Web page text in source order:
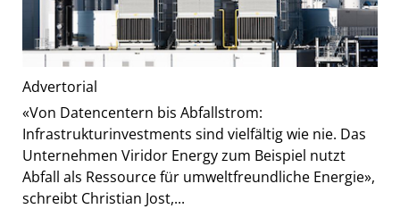
Advertorial
«Von Datencentern bis Abfallstrom:
Infrastrukturinvestments sind vielfältig wie nie. Das
Unternehmen Viridor Energy zum Beispiel nutzt
Abfall als Ressource für umweltfreundliche Energie»,
schreibt Christian Jost,...